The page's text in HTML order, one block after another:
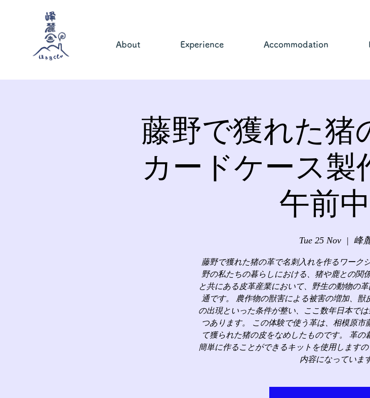
About Experience Accommodation
藤野で獲れた猪
カードケース製
午前中
Tue 25 Nov
  |
峰
藤野で獲れた猪の革で名刺入れを作るワーク
野の私たちの暮らしにおける、猪や鹿との関
と共にある皮革産業において、野生の動物の
通です。 農作物の獣害による被害の増加、獣
の出現といった条件が整い、ここ数年日本で
つあります。 この体験で使う革は、相模原市
て獲られた猪の皮をなめしたものです。 革の
簡単に作ることができるキットを使用します
内容になっていま